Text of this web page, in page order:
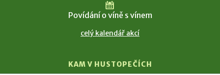
Povídání o víně s vínem
celý kalendář akcí
KAM V HUSTOPEČÍCH